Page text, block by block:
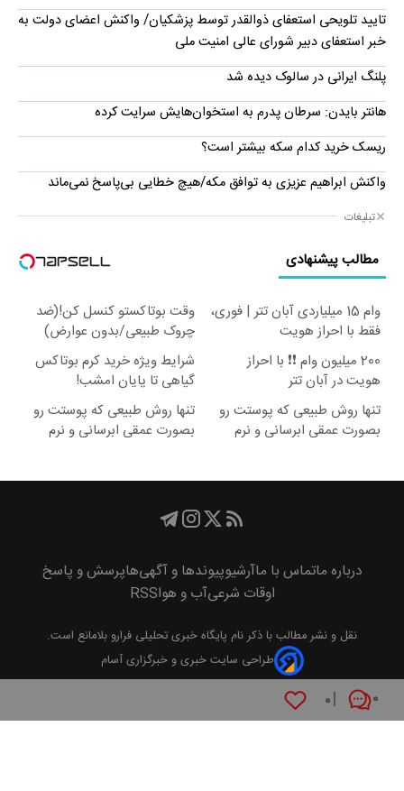
۰ ۰
تایید تلویحی استعفای ذوالقدر توسط پزشکیان/ واکنش اعضای دولت به
خبر استعفای دبیر شورای عالی امنیت ملی
پلنگ ایرانی در سالوک دیده شد
هانتر بایدن: سرطان پدرم به استخوان‌هایش سرایت کرده
ریسک خرید کدام سکه بیشتر است؟
واکنش ابراهیم عزیزی به توافق مکه/هیچ خطایی بی‌پاسخ نمی‌ماند
تبلیغات
مطالب پیشنهادی
وام 15 میلیاردی آبان تتر | فوری،
فقط با احراز هویت
وقت بوتاکستو کنسل کن!(ضد
چروک طبیعی/بدون عوارض)
200 میلیون وام ❗❗ با احراز
هویت در آبان تتر
شرایط ویژه خرید کرم بوتاکس
گیاهی تا پایان امشب!
تنها روش طبیعی که پوستت رو
بصورت عمقی ابرسانی و نرم
تنها روش طبیعی که پوستت رو
بصورت عمقی ابرسانی و نرم
درباره ماتماس با ماآرشیوپیوند‌ها و آگهی‌هاپرسش و پاسخ
اوقات شرعیآب و هواRSS
نقل و نشر مطالب با ذکر نام پايگاه خبری تحليلی فرارو بلامانع است.
طراحی سایت خبری و خبرگزاری آسام